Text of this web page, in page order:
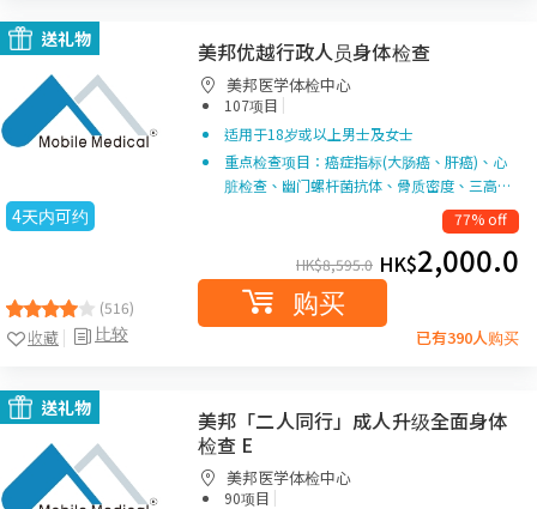
送礼物
4天内可约
(516)
比较
收藏
美邦优越行政人员身体检查
美邦医学体检中心
107项目 |
适用于18岁或以上男士及女士
重点检查项目：癌症指标(大肠癌、肝癌)、心
脏检查、幽门螺杆菌抗体、骨质密度、三高…
77% off
HK$8,595.0 HK$2,000.0
购买
已有390人购买
送礼物
美邦「二人同行」成人升级全面身体
检查 E
美邦医学体检中心
90项目 |